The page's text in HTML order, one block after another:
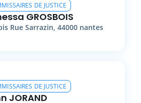
DE JUSTICE
GROSBOIS
Rue Sarrazin, 44000 nantes
DE JUSTICE
JORAND